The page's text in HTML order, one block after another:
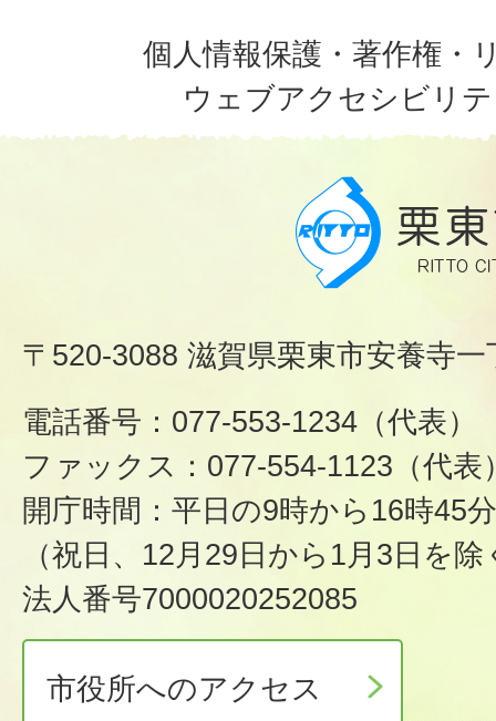
個人情報保護・著作権・
ウェブアクセシビリ
〒520-3088 滋賀県栗東市安養寺
電話番号：077-553-1234（代表）
ファックス：077-554-1123（代表
開庁時間：平日の9時から16時45分
（祝日、12月29日から1月3日を除
法人番号7000020252085
市役所へのアクセス